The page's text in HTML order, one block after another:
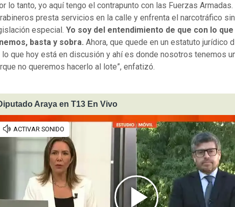
lo tanto, yo aquí tengo el contrapunto con las Fuerzas Armadas.
presta servicios en la calle y enfrenta el narcotráfico
especial. Yo soy del entendimiento de que con lo que
basta y sobra. Ahora, que quede en un estatuto jurídico
que hoy está en discusión y ahí es donde nosotros tenemos
no queremos hacerlo al lote”, enfatizó.
Araya en T13 En Vivo